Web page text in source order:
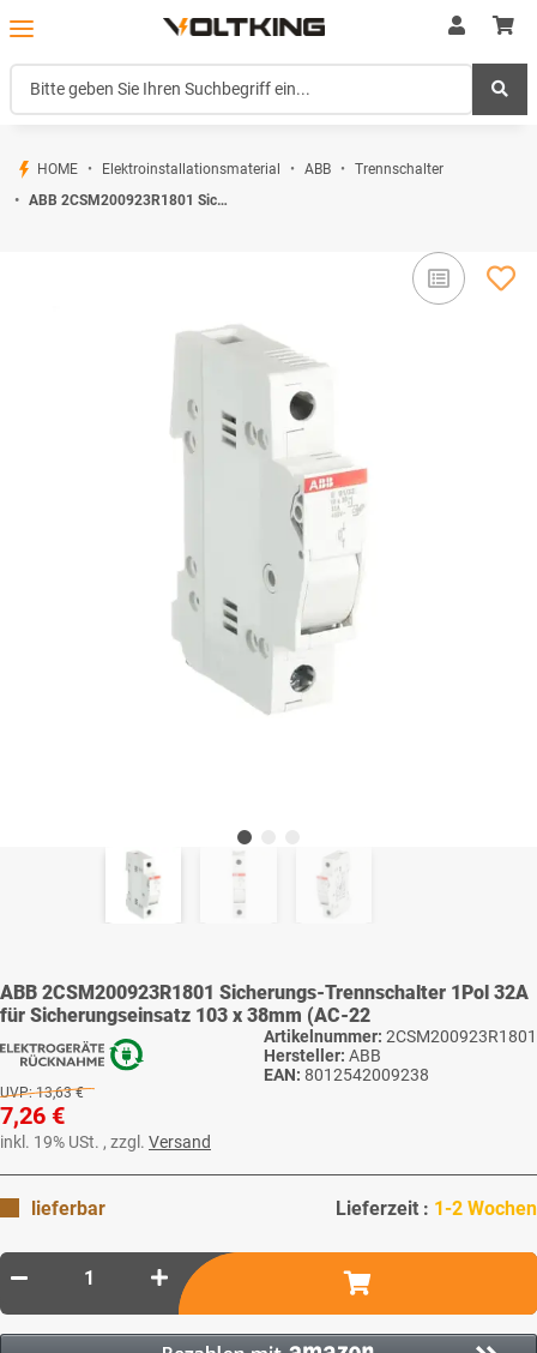
HOME Elektroinstallationsmaterial ABB
Trennschalter
ABB 2CSM200923R1801 Sicherungs-Trennschalter 1Pol 32A für Sicherungseinsatz 103 x 38mm (AC-22
ABB 2CSM200923R1801 Sicherungs-Trennschalter 1Pol 32A
für Sicherungseinsatz 103 x 38mm (AC-22
Artikelnummer: 2CSM200923R1801
Hersteller: ABB
EAN: 8012542009238
UVP: 13,63 €
7,26 €
inkl. 19% USt. , zzgl. Versand
lieferbar Lieferzeit : 1-2 Wochen